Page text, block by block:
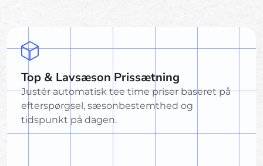
Top & Lavsæson Prissætning
Justér automatisk tee time priser baseret på
efterspørgsel, sæsonbestemthed og
tidspunkt på dagen.